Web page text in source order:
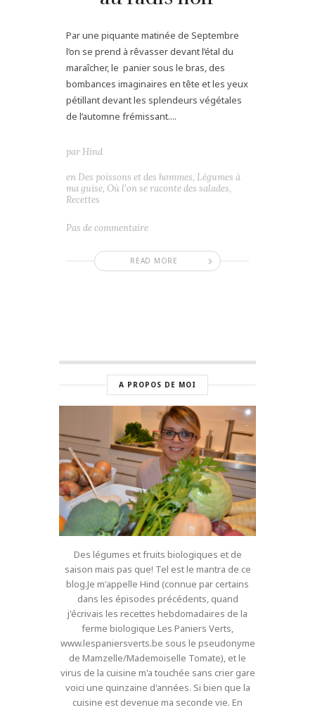
Par une piquante matinée de Septembre
l’on se prend à rêvasser devant l’étal du
maraîcher, le panier sous le bras, des
bombances imaginaires en tête et les yeux
pétillant devant les splendeurs végétales
de l’automne frémissant....
READ MORE
par Hind
en Des poissons et des hommes, Légumes à
ma guise, Où l'on se raconte des salades,
Recettes
Pas de commentaire
A PROPOS DE MOI
Des légumes et fruits biologiques et de
saison mais pas que! Tel est le mantra de ce
blog.Je m'appelle Hind (connue par certains
dans les épisodes précédents, quand
j'écrivais les recettes hebdomadaires de la
ferme biologique Les Paniers Verts,
www.lespaniersverts.be sous le pseudonyme
de Mamzelle/Mademoiselle Tomate), et le
virus de la cuisine m'a touchée sans crier gare
voici une quinzaine d'années. Si bien que la
cuisine est devenue ma seconde vie. En